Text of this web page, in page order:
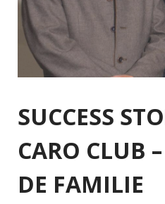
SUCCESS
CARO CLUB
DE FAMILIE